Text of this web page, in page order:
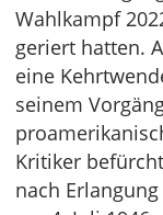
Wahlkampf
geriert hatten.
eine
seinem
Kritiker
nach